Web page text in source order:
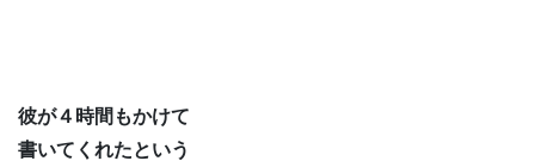
彼が４時間もかけて
書いてくれたという